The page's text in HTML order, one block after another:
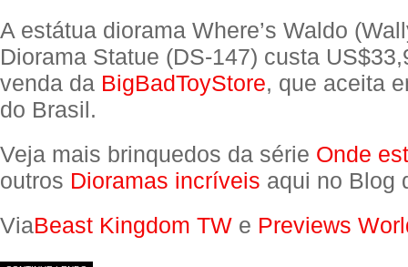
A estátua diorama Where’s Waldo
Diorama Statue (DS-147) custa
venda da BigBadToyStore, que aceita
do Brasil.
Veja mais brinquedos da série Onde
outros Dioramas incríveis aqui no Blog
ViaBeast Kingdom TW e Previews